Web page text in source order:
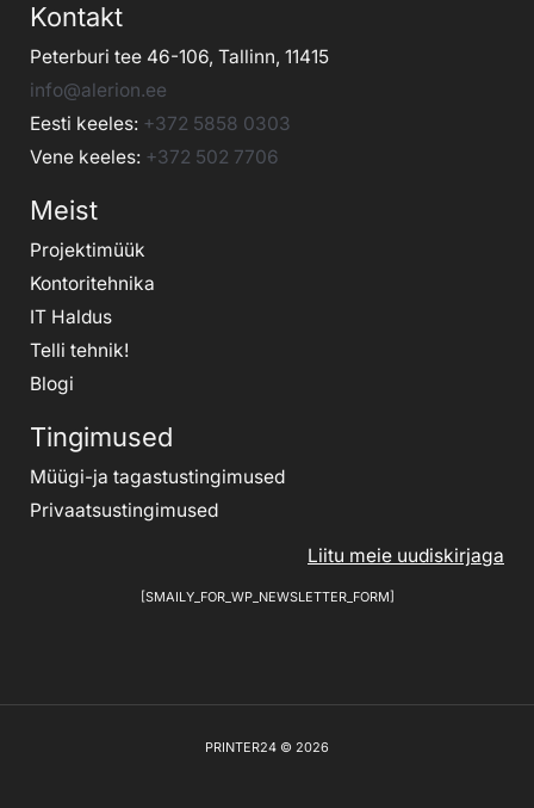
Kontakt
Peterburi tee 46-106, Tallinn, 11415
info@alerion.ee
Eesti keeles: +372 5858 0303
Vene keeles: +372 502 7706
Meist
Projektimüük
Kontoritehnika
IT Haldus
Telli tehnik!
Blogi
Tingimused
Müügi-ja tagastustingimused
Privaatsustingimused
Liitu meie uudiskirjaga
[SMAILY_FOR_WP_NEWSLETTER_FORM]
PRINTER24 © 2026